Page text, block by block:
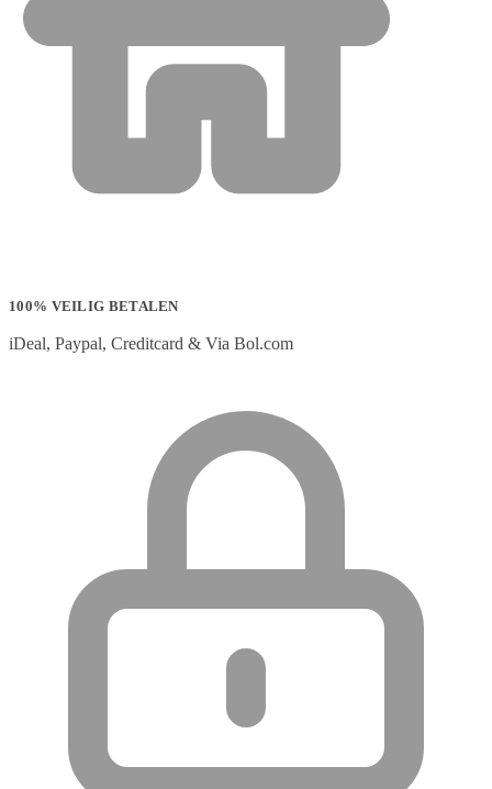
100% VEILIG BETALEN
iDeal, Paypal, Creditcard & Via Bol.com